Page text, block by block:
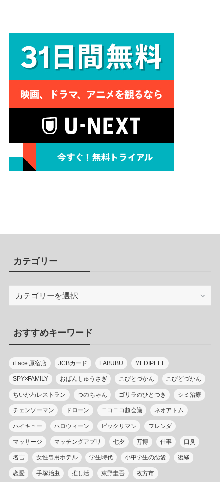
カテゴリー
リ
ー
おすすめキーワード
iFace 原宿店 JCBカード LABUBU MEDIPEEL
SPY×FAMILY おぱんしゅうさぎ こびとづかん こびどづかん
ちいかわレストラン つのちゃん ゴリラのひとつき シミ治療
チェンソーマン ドローン ニコニコ超会議 ネオアトム
ハイキュー ハロウィーン ビックリマン フレンダ
マッサージ マッチングアプリ 七夕 万博 仕事 口臭
名言 女性専用ホテル 学生時代 小中学生の恋愛 復縁
恋愛 手塚治虫 推し活 東野圭吾 枚方市